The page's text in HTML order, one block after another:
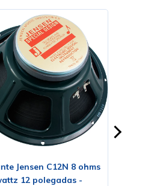
Jensen C12N 8 ohms
12 polegadas -